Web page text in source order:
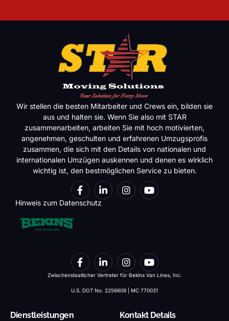
Wir stellen die besten Mitarbeiter und Crews ein, bilden sie
aus und halten sie. Wenn Sie also mit STAR
zusammenarbeiten, arbeiten Sie mit hoch motivierten,
angenehmen, geschulten und erfahrenen Umzugsprofis
zusammen, die sich mit den Details von nationalen und
internationalen Umzügen auskennen und denen es wirklich
wichtig ist, den bestmöglichen Service zu bieten.
Hinweis zum Datenschutz
Zwischenstaatlicher Vertreter für Bekins Van Lines, Inc.
U.S. DOT No. 2256609 | MC 770031
Dienstleistungen Kontakt Details